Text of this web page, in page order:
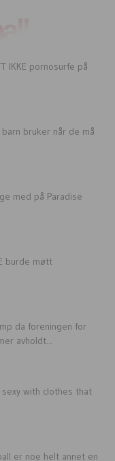
IKKE pornosurfe på
barn bruker når de må
med på Paradise
burde møtt
da foreningen for
avholdt...
sexy with clothes that
er noe helt annet en